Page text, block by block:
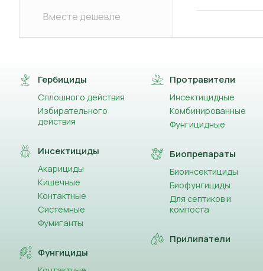
Вместе дешевле
Гербициды
Сплошного действия
Избирательного
действия
Инсектициды
Акарициды
Кишечные
Контактные
Системные
Фумиганты
Фунгициды
Протравители
Инсектицидные
Комбинированные
Фунгицидные
Биопрепараты
Биоинсектициды
Биофунгициды
Для септиков и
компоста
Прилипатели